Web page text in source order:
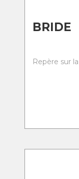
BRIDE
Repère sur